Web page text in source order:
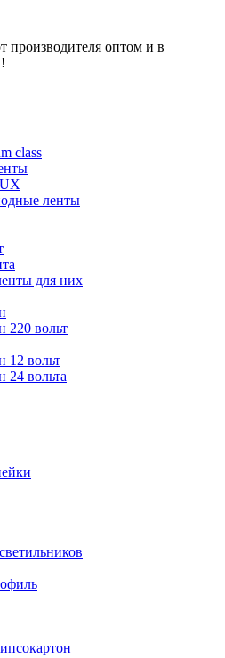
производителя оптом и в
class
ленты
для них
220 вольт
12 вольт
24 вольта